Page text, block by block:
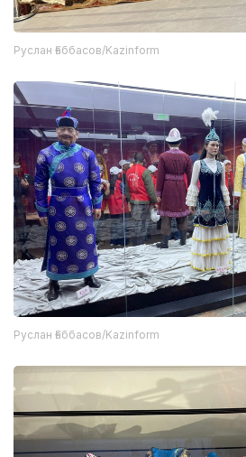
Руслан Ғаббасов/Kazinform
Руслан Ғаббасов/Kazinform